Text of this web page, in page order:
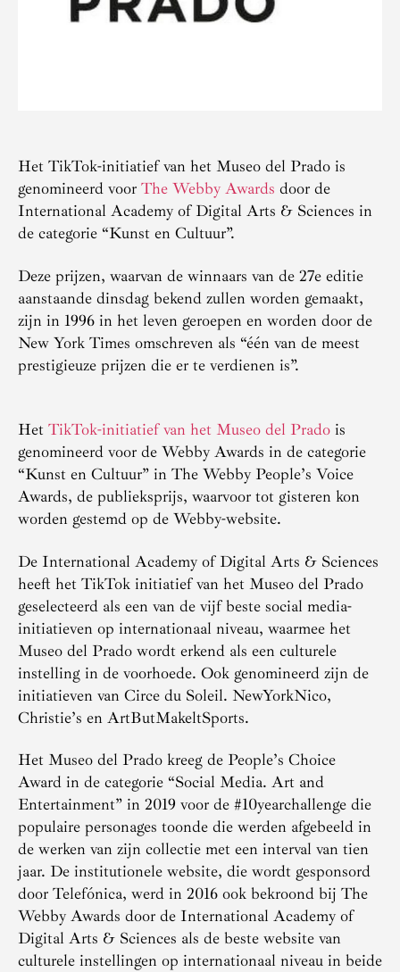
Het TikTok-initiatief van het Museo del Prado is
genomineerd voor The Webby Awards door de
International Academy of Digital Arts & Sciences in
de categorie “Kunst en Cultuur”.
Deze prijzen, waarvan de winnaars van de 27e editie
aanstaande dinsdag bekend zullen worden gemaakt,
zijn in 1996 in het leven geroepen en worden door de
New York Times omschreven als “één van de meest
prestigieuze prijzen die er te verdienen is”.
Het TikTok-initiatief van het Museo del Prado is
genomineerd voor de Webby Awards in de categorie
“Kunst en Cultuur” in The Webby People’s Voice
Awards, de publieksprijs, waarvoor tot gisteren kon
worden gestemd op de Webby-website.
De International Academy of Digital Arts & Sciences
heeft het TikTok initiatief van het Museo del Prado
geselecteerd als een van de vijf beste social media-
initiatieven op internationaal niveau, waarmee het
Museo del Prado wordt erkend als een culturele
instelling in de voorhoede. Ook genomineerd zijn de
initiatieven van Circe du Soleil. NewYorkNico,
Christie’s en ArtButMakeltSports.
Het Museo del Prado kreeg de People’s Choice
Award in de categorie “Social Media. Art and
Entertainment” in 2019 voor de #10yearchallenge die
populaire personages toonde die werden afgebeeld in
de werken van zijn collectie met een interval van tien
jaar. De institutionele website, die wordt gesponsord
door Telefónica, werd in 2016 ook bekroond bij The
Webby Awards door de International Academy of
Digital Arts & Sciences als de beste website van
culturele instellingen op internationaal niveau in beide